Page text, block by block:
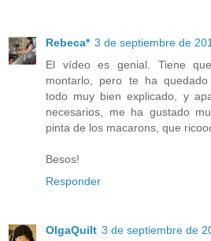
Rebeca* 3 de septiembre de
El vídeo es genial. Tiene
montarlo, pero te ha
todo muy bien explicado, y
necesarios, me ha gustado
pinta de los macarons, que
Besos!
Responder
OlgaQuilt 3 de septiembre de